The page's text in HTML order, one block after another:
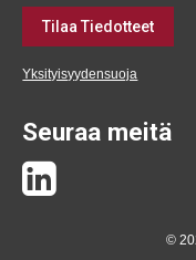
Tilaa Tiedotteet
Yksityisyydensuoja
Seuraa meitä
©